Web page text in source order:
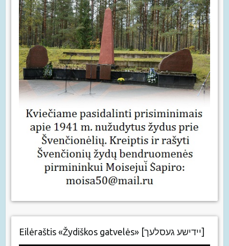
Eilėraštis «Žydiškos gatvelės» [יידישע געסלעך]